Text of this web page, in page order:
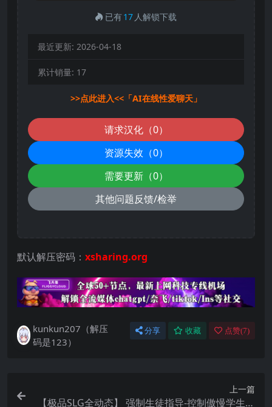
已有17 人解锁下载
最近更新: 2026-04-18
累计销量: 17
>>点此进入<<「AI在线性爱聊天」
请求汉化（0）
资源失效（0）
需要更新（0）
其他问题反馈/检举
默认解压密码： xsharing.org
kunkun207（解压
码是123）
分享 收藏 点赞(7)
上一篇
【极品SLG全动态】 强制生徒指导-控制傲慢学生的